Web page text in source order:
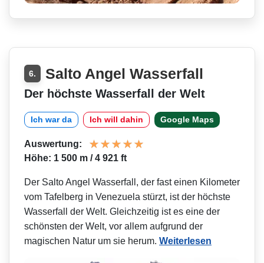
6. Salto Angel Wasserfall
Der höchste Wasserfall der Welt
Ich war da Ich will dahin Google Maps
Auswertung:
Höhe: 1 500 m / 4 921 ft
Der Salto Angel Wasserfall, der fast einen Kilometer
vom Tafelberg in Venezuela stürzt, ist der höchste
Wasserfall der Welt. Gleichzeitig ist es eine der
schönsten der Welt, vor allem aufgrund der
magischen Natur um sie herum. Weiterlesen